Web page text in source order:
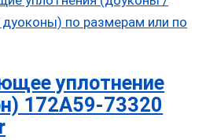
уплотнение
172A59-73320